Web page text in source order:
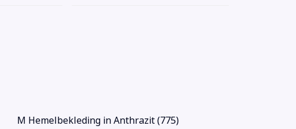
M Hemelbekleding in Anthrazit (775)